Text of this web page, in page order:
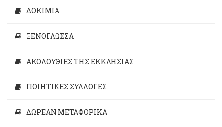
ΔΟΚΙΜΙΑ
ΞΕΝΟΓΛΩΣΣΑ
ΑΚΟΛΟΥΘΙΕΣ ΤΗΣ ΕΚΚΛΗΣΙΑΣ
ΠΟΙΗΤΙΚΕΣ ΣΥΛΛΟΓΕΣ
ΔΩΡΕΑΝ ΜΕΤΑΦΟΡΙΚΑ